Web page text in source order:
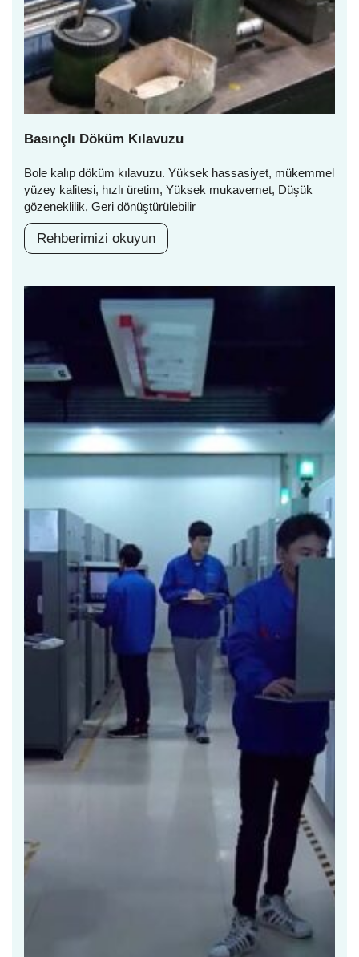
Basınçlı Döküm Kılavuzu
Bole kalıp döküm kılavuzu. Yüksek hassasiyet, mükemmel
yüzey kalitesi, hızlı üretim, Yüksek mukavemet, Düşük
gözeneklilik, Geri dönüştürülebilir
Rehberimizi okuyun